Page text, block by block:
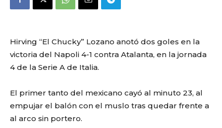
Hirving “El Chucky” Lozano anotó dos goles en la
victoria del Napoli 4-1 contra Atalanta, en la jornada
4 de la Serie A de Italia.
El primer tanto del mexicano cayó al minuto 23, al
empujar el balón con el muslo tras quedar frente a
al arco sin portero.